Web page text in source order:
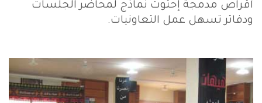
أقراص مدمجة إحتوت نماذج لمحاضر الجلسات
ودفاتر تسهل عمل التعاونيات.